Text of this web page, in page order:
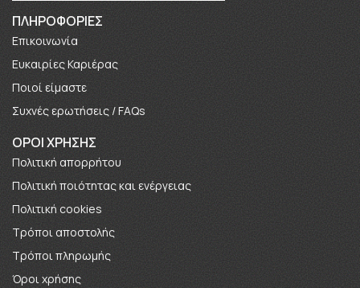
ΠΛΗΡΟΦΟΡΊΕΣ
Επικοινωνία
Ευκαιρίες Καριέρας
Πoιοί είμαστε
Συχνές ερωτήσεις / FAQs
ΟΡΟΙ ΧΡΗΣΗΣ
Πολιτική απορρήτου
Πολιτική ποιότητας και ενέργειας
Πολιτική cookies
Τρόποι αποστολής
Τρόποι πληρωμής
Όροι χρήσης